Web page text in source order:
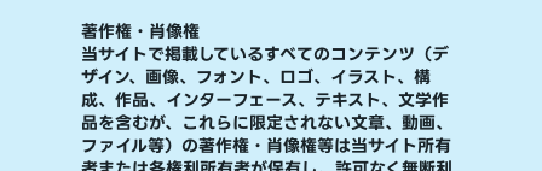
著作権・肖像権
当サイトで掲載しているすべてのコンテンツ（デ
ザイン、画像、フォント、ロゴ、イラスト、構
成、作品、インターフェース、テキスト、文学作
品を含むが、これらに限定されない文章、動画、
ファイル等）の著作権・肖像権等は当サイト所有